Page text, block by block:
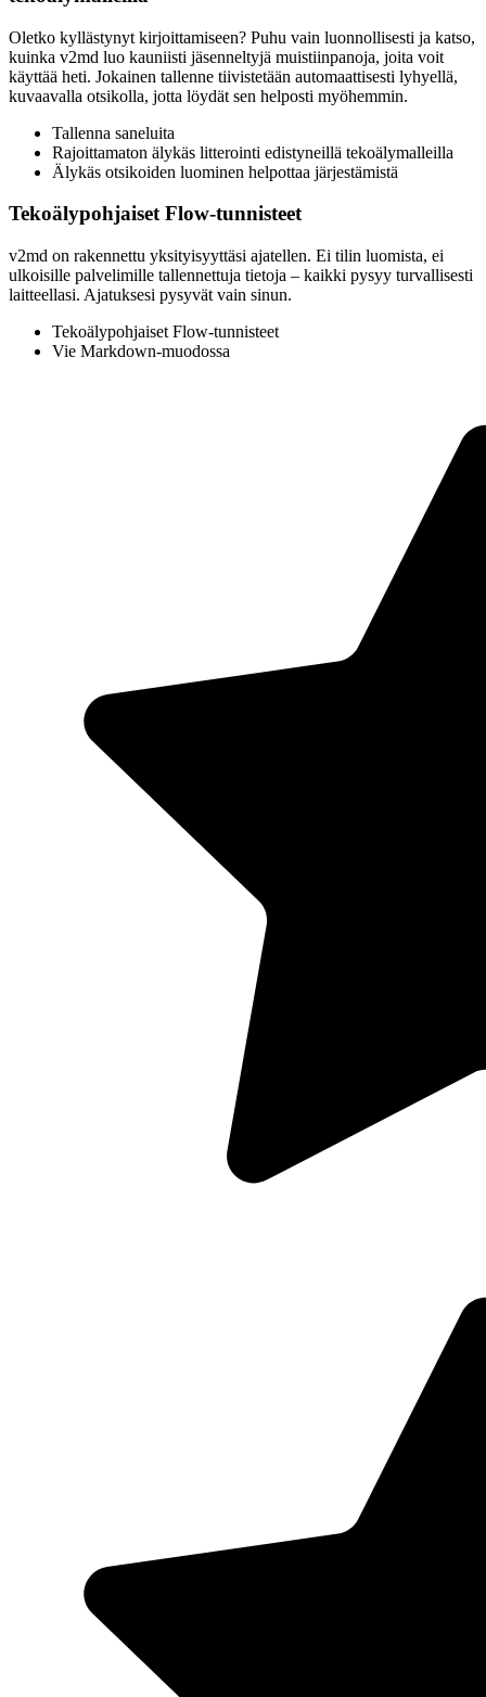
Oletko kyllästynyt kirjoittamiseen? Puhu vain luonnollisesti ja katso,
kuinka v2md luo kauniisti jäsenneltyjä muistiinpanoja, joita voit
käyttää heti. Jokainen tallenne tiivistetään automaattisesti lyhyellä,
kuvaavalla otsikolla, jotta löydät sen helposti myöhemmin.
Tallenna saneluita
Rajoittamaton älykäs litterointi edistyneillä tekoälymalleilla
Älykäs otsikoiden luominen helpottaa järjestämistä
Tekoälypohjaiset Flow-tunnisteet
v2md on rakennettu yksityisyyttäsi ajatellen. Ei tilin luomista, ei
ulkoisille palvelimille tallennettuja tietoja – kaikki pysyy turvallisesti
laitteellasi. Ajatuksesi pysyvät vain sinun.
Tekoälypohjaiset Flow-tunnisteet
Vie Markdown-muodossa